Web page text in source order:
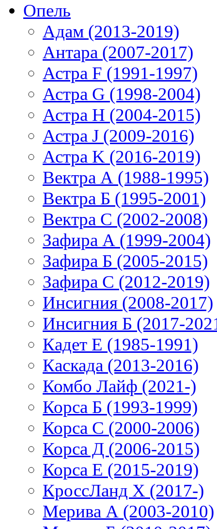
Опель
Адам (2013-2019)
Антара (2007-2017)
Астра F (1991-1997)
Астра G (1998-2004)
Астра H (2004-2015)
Астра J (2009-2016)
Астра K (2016-2019)
Вектра А (1988-1995)
Вектра Б (1995-2001)
Вектра С (2002-2008)
Зафира А (1999-2004)
Зафира Б (2005-2015)
Зафира С (2012-2019)
Инсигния (2008-2017)
Инсигния Б (2017-
Кадет Е (1985-1991)
Каскада (2013-2016)
Комбо Лайф (2021-)
Корса Б (1993-1999)
Корса С (2000-2006)
Корса Д (2006-2015)
Корса E (2015-2019)
КроссЛанд X (2017-)
Мерива А (2003-2010)